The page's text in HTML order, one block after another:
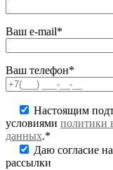
Ваш e-mail*
Ваш телефон*
Настоящим
условиями политики
данных.*
Даю согласие
рассылки